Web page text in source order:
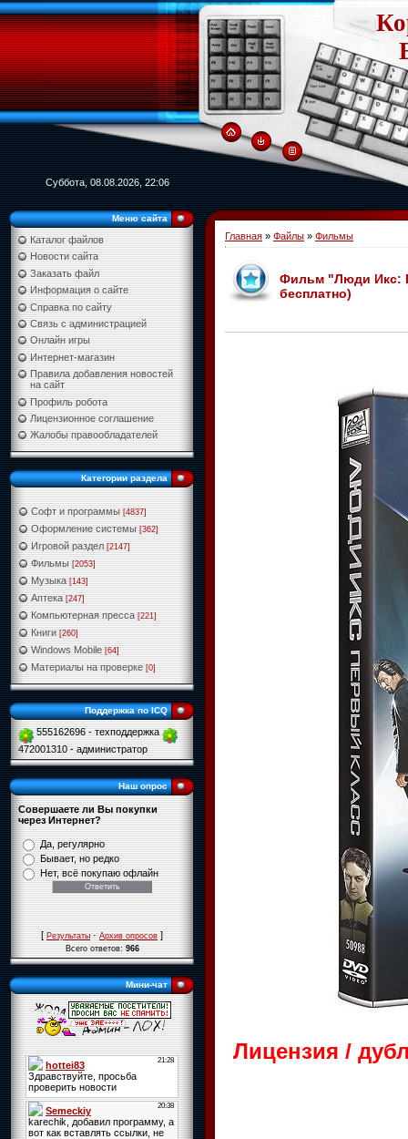
Суббота, 08.08.2026, 22:06
Меню сайта
Каталог файлов
Новости сайта
Заказать файл
Информация о сайте
Справка по сайту
Связь с администрацией
Онлайн игры
Интернет-магазин
Правила добавления новостей
на сайт
Профиль робота
Лицензионное соглашение
Жалобы правообладателей
Категории раздела
Софт и программы [4837]
Оформление системы [362]
Игровой раздел [2147]
Фильмы [2053]
Музыка [143]
Аптека [247]
Компьютерная пресса [221]
Книги [260]
Windows Mobile [64]
Материалы на проверке [0]
Поддержка по ICQ
555162696 - техподдержка
472001310 - администратор
Наш опрос
Совершаете ли Вы покупки
через Интернет?
Да, регулярно
Бывает, но редко
Нет, всё покупаю офлайн
[Результаты·Архив опросов]
Всего ответов:966
Мини-чат
Главная » Файлы » Фильмы
Фильм "Люди Икс:
бесплатно)
Лицензия /